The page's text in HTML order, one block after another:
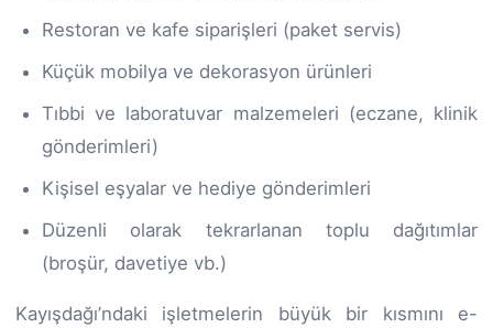
Restoran ve kafe siparişleri (paket servis)
Küçük mobilya ve dekorasyon ürünleri
Tıbbi ve laboratuvar malzemeleri (eczane, klinik
gönderimleri)
Kişisel eşyalar ve hediye gönderimleri
Düzenli olarak tekrarlanan toplu dağıtımlar
(broşür, davetiye vb.)
Kayışdağı’ndaki işletmelerin büyük bir kısmını e-